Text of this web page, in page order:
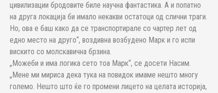
цивилизации бродовите биле научна фантастика. А и попатно
на друга локација би имало некакви остатоци од слични траги.
Но, ова е баш како да се транспортирале со чартер лет од
едно место на друго“, воздивна возбудено Марк и го испи
вискито со молскавична брзина.
„Можеби и има логика сето тоа Марк“, се досети Насим.
„Мене ми мириса дека тука на повидок имаме нешто многу
големо. Нешто што ќе го промени лицето на целата историја,